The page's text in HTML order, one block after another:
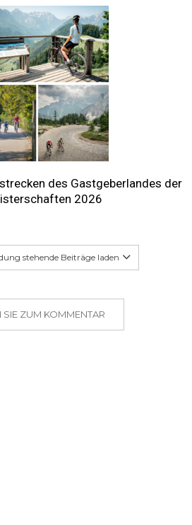
des Gastgeberlandes der
2026
stehende Beiträge laden
SIE ZUM KOMMENTAR